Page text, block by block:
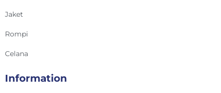
Jaket
Rompi
Celana
Information